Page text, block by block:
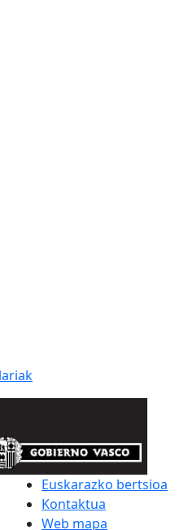
Euskarazko bertsioa
Kontaktua
Web mapa